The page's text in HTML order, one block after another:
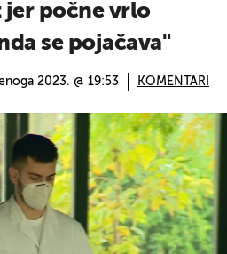
jer počne vrlo
se pojačava"
2023. @ 19:53 KOMENTARI